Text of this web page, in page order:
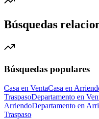
Búsquedas
Búsquedas populares
Casa en VentaCasa en
TraspasoDepartamento en
ArriendoDepartamento en
Traspaso